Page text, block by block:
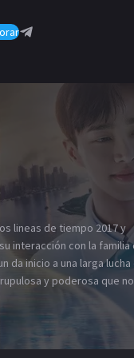
lineas de tiempo 2017 y
y poderosa que no
apoderarse de los
sobre la manipulación